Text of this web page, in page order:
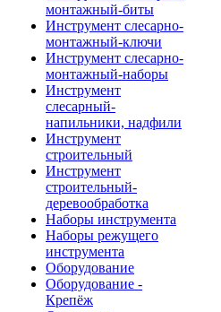
монтажный-биты
Инструмент слесарно-
монтажный-ключи
Инструмент слесарно-
монтажный-наборы
Инструмент
слесарный-
напильники, надфили
Инструмент
строительный
Инструмент
строительный-
деревообработка
Наборы инструмента
Наборы режущего
инструмента
Оборудование
Оборудование -
Крепёж